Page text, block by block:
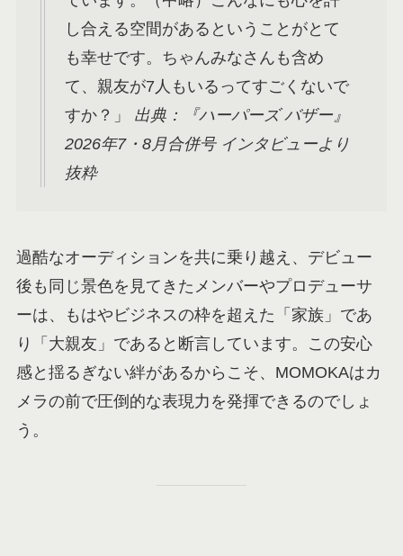
し合える空間があるということがとて
も幸せです。ちゃんみなさんも含め
て、親友が7人もいるってすごくないで
すか？」 出典：『ハーパーズ バザー』
2026年7・8月合併号 インタビューより
抜粋
過酷なオーディションを共に乗り越え、デビュー
後も同じ景色を見てきたメンバーやプロデューサ
ーは、もはやビジネスの枠を超えた「家族」であ
り「大親友」であると断言しています。この安心
感と揺るぎない絆があるからこそ、MOMOKAはカ
メラの前で圧倒的な表現力を発揮できるのでしょ
う。